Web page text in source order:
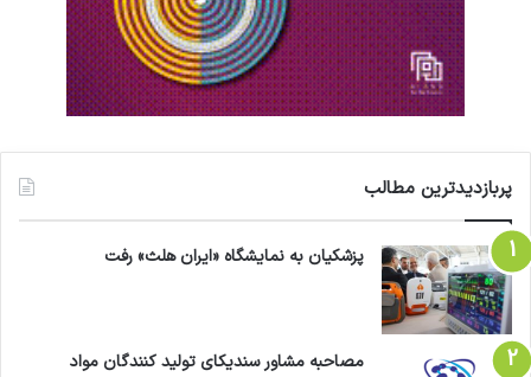
پربازدیدترین مطالب
پزشکیان به نمایشگاه «ایران هلث» رفت
مصاحبه مشاور سندیکای تولید کنندگان مواد